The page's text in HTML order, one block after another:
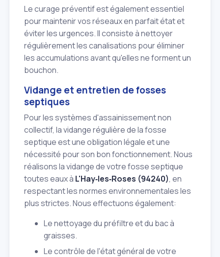
Le curage préventif est également essentiel
pour maintenir vos réseaux en parfait état et
éviter les urgences. Il consiste à nettoyer
régulièrement les canalisations pour éliminer
les accumulations avant qu'elles ne forment un
bouchon.
Vidange et entretien de fosses
septiques
Pour les systèmes d'assainissement non
collectif, la vidange régulière de la fosse
septique est une obligation légale et une
nécessité pour son bon fonctionnement. Nous
réalisons la vidange de votre fosse septique
toutes eaux à L'Hay‑les‑Roses (94240), en
respectant les normes environnementales les
plus strictes. Nous effectuons également:
Le nettoyage du préfiltre et du bac à
graisses.
Le contrôle de l'état général de votre